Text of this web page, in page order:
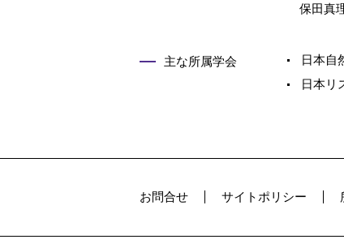
保田真
主な所属学会
日本自
日本リ
お問合せ サイトポリシー